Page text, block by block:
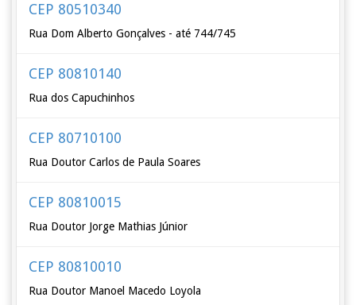
CEP 80510340
Rua Dom Alberto Gonçalves - até 744/745
CEP 80810140
Rua dos Capuchinhos
CEP 80710100
Rua Doutor Carlos de Paula Soares
CEP 80810015
Rua Doutor Jorge Mathias Júnior
CEP 80810010
Rua Doutor Manoel Macedo Loyola